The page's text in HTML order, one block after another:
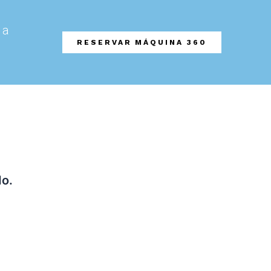
RESERVAR MÁQUINA 360